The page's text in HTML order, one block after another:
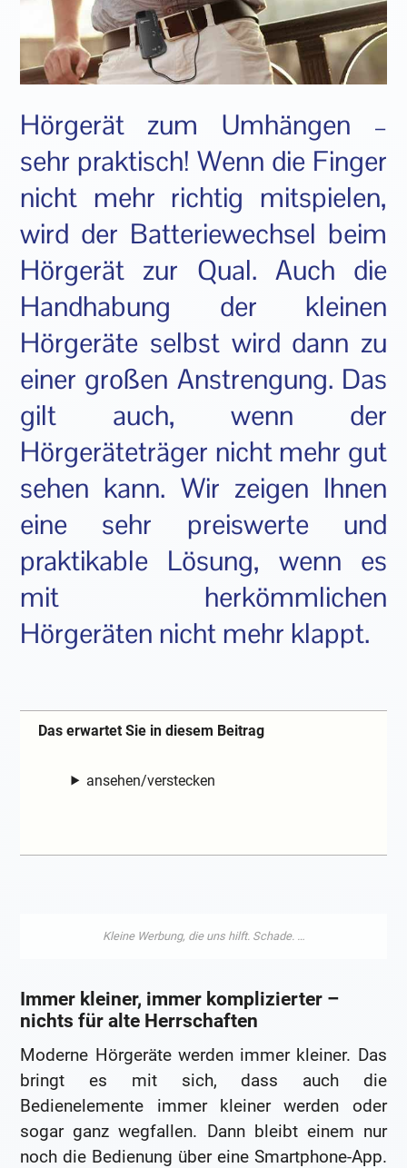
Hörgerät zum Umhängen –
sehr praktisch! Wenn die Finger
nicht mehr richtig mitspielen,
wird der Batteriewechsel beim
Hörgerät zur Qual. Auch die
Handhabung der kleinen
Hörgeräte selbst wird dann zu
einer großen Anstrengung. Das
gilt auch, wenn der
Hörgeräteträger nicht mehr gut
sehen kann. Wir zeigen Ihnen
eine sehr preiswerte und
praktikable Lösung, wenn es
mit herkömmlichen
Hörgeräten nicht mehr klappt.
Das erwartet Sie in diesem Beitrag
ansehen/verstecken
Immer kleiner, immer komplizierter –
nichts für alte Herrschaften
Moderne Hörgeräte werden immer kleiner. Das
bringt es mit sich, dass auch die
Bedienelemente immer kleiner werden oder
sogar ganz wegfallen. Dann bleibt einem nur
noch die Bedienung über eine Smartphone-App.